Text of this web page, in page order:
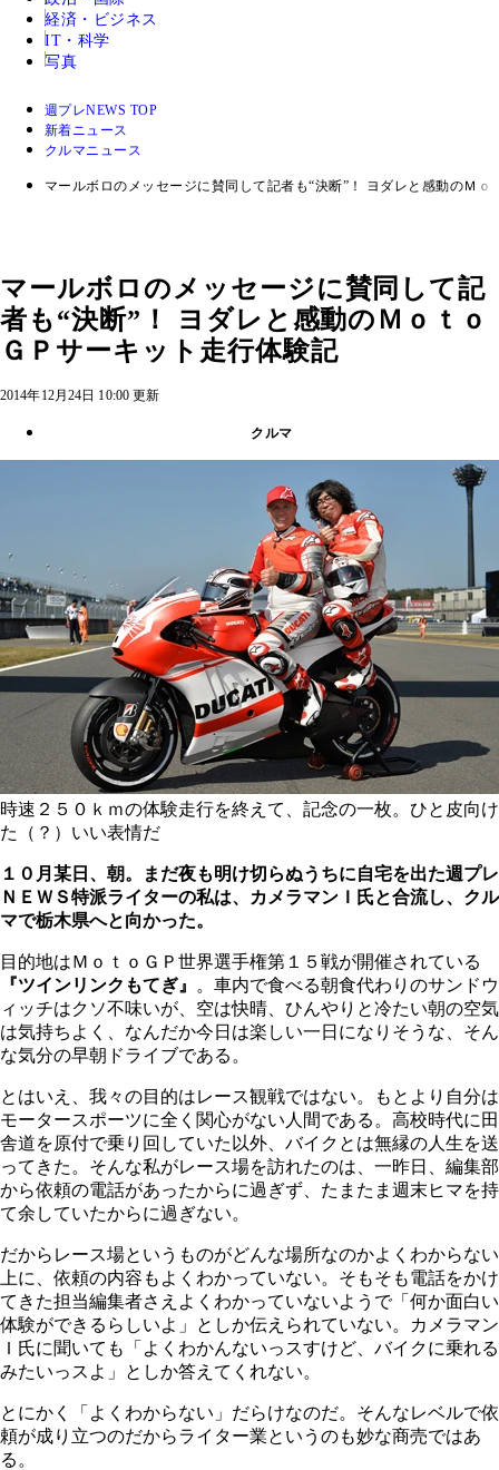
経済・ビジネス
IT・科学
写真
週プレNEWS TOP
新着ニュース
クルマニュース
マールボロのメッセージに賛同して記者も“決断”！ ヨダレと感動のＭ
マールボロのメッセージに賛同して記
者も“決断”！ ヨダレと感動のＭｏｔｏ
ＧＰサーキット走行体験記
2014年12月24日 10:00 更新
クルマ
時速２５０ｋｍの体験走行を終えて、記念の一枚。ひと皮向け
た（？）いい表情だ
１０月某日、朝。まだ夜も明け切らぬうちに自宅を出た週プレ
ＮＥＷＳ特派ライターの私は、カメラマンＩ氏と合流し、クル
マで栃木県へと向かった。
目的地はＭｏｔｏＧＰ世界選手権第１５戦が開催されている
『ツインリンクもてぎ』
。車内で食べる朝食代わりのサンドウ
ィッチはクソ不味いが、空は快晴、ひんやりと冷たい朝の空気
は気持ちよく、なんだか今日は楽しい一日になりそうな、そん
な気分の早朝ドライブである。
とはいえ、我々の目的はレース観戦ではない。もとより自分は
モータースポーツに全く関心がない人間である。高校時代に田
舎道を原付で乗り回していた以外、バイクとは無縁の人生を送
ってきた。そんな私がレース場を訪れたのは、一昨日、編集部
から依頼の電話があったからに過ぎず、たまたま週末ヒマを持
て余していたからに過ぎない。
だからレース場というものがどんな場所なのかよくわからない
上に、依頼の内容もよくわかっていない。そもそも電話をかけ
てきた担当編集者さえよくわかっていないようで「何か面白い
体験ができるらしいよ」としか伝えられていない。カメラマン
Ｉ氏に聞いても「よくわかんないっスすけど、バイクに乗れる
みたいっスよ」としか答えてくれない。
とにかく「よくわからない」だらけなのだ。そんなレベルで依
頼が成り立つのだからライター業というのも妙な商売ではあ
る。